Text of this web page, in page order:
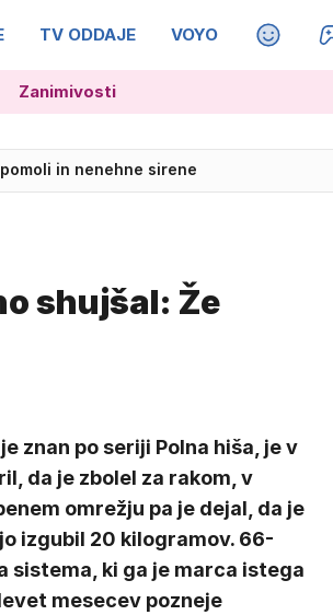
TV ODDAJE VOYO MAGAZIN
Zanimivosti
in nenehne sirene
helikopter
shujšal: Že
znan po seriji Polna hiša, je v
da je zbolel za rakom, v
omrežju pa je dejal, da je
izgubil 20 kilogramov. 66-
sistema, ki ga je marca istega
mesecev pozneje